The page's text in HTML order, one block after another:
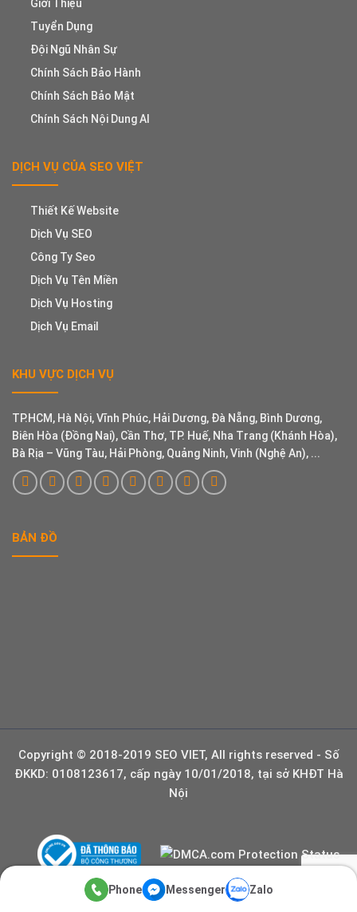
Giới Thiệu
Tuyển Dụng
Đội Ngũ Nhân Sự
Chính Sách Bảo Hành
Chính Sách Bảo Mật
Chính Sách Nội Dung AI
DỊCH VỤ CỦA SEO VIỆT
Thiết Kế Website
Dịch Vụ SEO
Công Ty Seo
Dịch Vụ Tên Miền
Dịch Vụ Hosting
Dịch Vụ Email
KHU VỰC DỊCH VỤ
TP.HCM, Hà Nội, Vĩnh Phúc, Hải Dương, Đà Nẵng, Bình Dương,
Biên Hòa (Đồng Nai), Cần Thơ, TP. Huế, Nha Trang (Khánh Hòa),
Bà Rịa – Vũng Tàu, Hải Phòng, Quảng Ninh, Vinh (Nghệ An), ...
BẢN ĐỒ
Copyright © 2018-2019 SEO VIET, All rights reserved - Số
ĐKKD: 0108123617, cấp ngày 10/01/2018, tại sở KHĐT Hà
Nội
Phone Messenger Zalo